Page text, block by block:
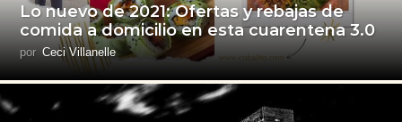
Lo nuevo de 2021: Ofertas y rebajas de
comida a domicilio en esta cuarentena 3.0
por Ceci Villanelle